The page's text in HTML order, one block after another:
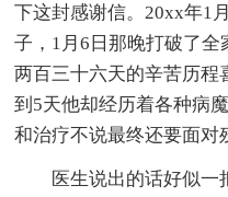
下这封感谢信。20xx年1
子，1月6日那晚打破了
两百三十六天的辛苦历程
到5天他却经历着各种病
和治疗不说最终还要面对
医生说出的话好似一